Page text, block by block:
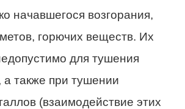
начавшегося возгорания,
горючих веществ. Их
для тушения
а также при тушении
(взаимодействие этих